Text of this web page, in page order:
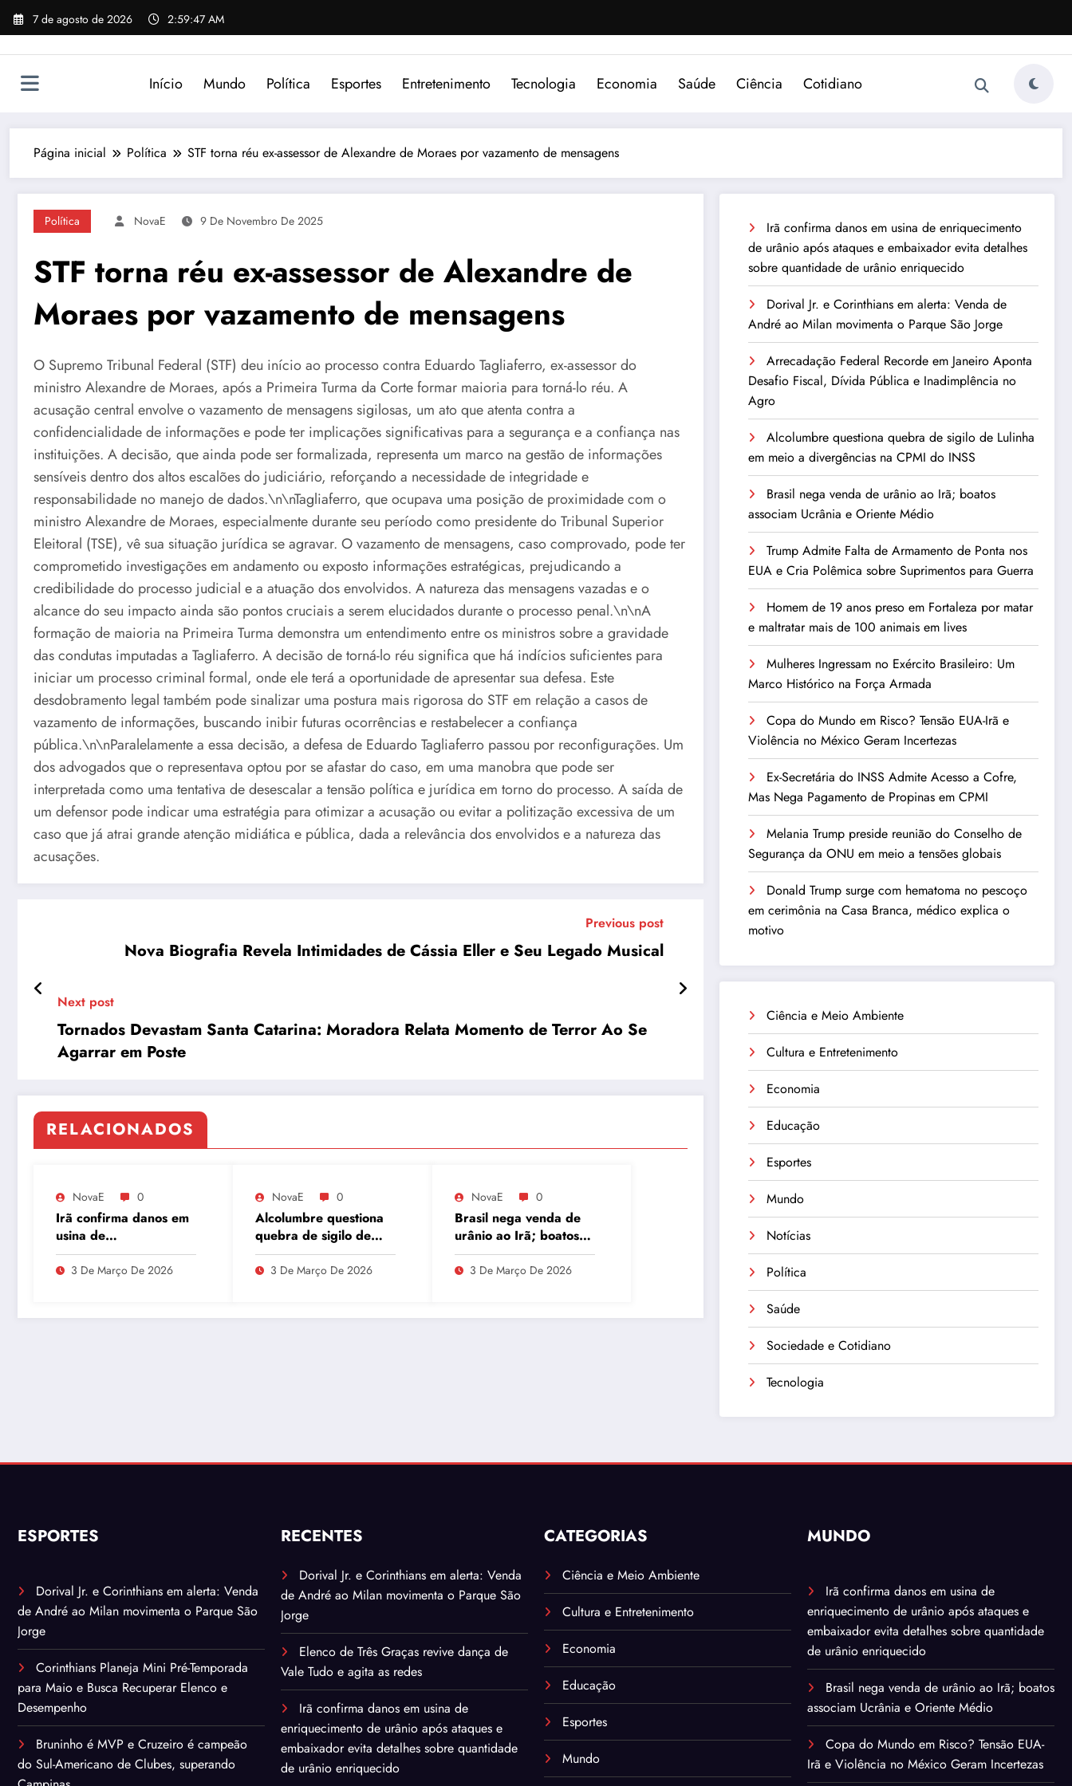
Pular
para
7 de agosto de 2026 2:59:47 AM
Início Mundo Política Esportes Entretenimento Tecnologia Economia Saúde Ciência Cotidiano
Página inicial Política STF torna réu ex-assessor de Alexandre de Moraes por vazamento de mensagens
Política NovaE 9 De Novembro De 2025
STF torna réu ex-assessor de Alexandre de
Moraes por vazamento de mensagens
O Supremo Tribunal Federal (STF) deu início ao processo contra Eduardo Tagliaferro, ex-assessor do
ministro Alexandre de Moraes, após a Primeira Turma da Corte formar maioria para torná-lo réu. A
acusação central envolve o vazamento de mensagens sigilosas, um ato que atenta contra a
confidencialidade de informações e pode ter implicações significativas para a segurança e a confiança nas
instituições. A decisão, que ainda pode ser formalizada, representa um marco na gestão de informações
sensíveis dentro dos altos escalões do judiciário, reforçando a necessidade de integridade e
responsabilidade no manejo de dados.\n\nTagliaferro, que ocupava uma posição de proximidade com o
ministro Alexandre de Moraes, especialmente durante seu período como presidente do Tribunal Superior
Eleitoral (TSE), vê sua situação jurídica se agravar. O vazamento de mensagens, caso comprovado, pode ter
comprometido investigações em andamento ou exposto informações estratégicas, prejudicando a
credibilidade do processo judicial e a atuação dos envolvidos. A natureza das mensagens vazadas e o
alcance do seu impacto ainda são pontos cruciais a serem elucidados durante o processo penal.\n\nA
formação de maioria na Primeira Turma demonstra um entendimento entre os ministros sobre a gravidade
das condutas imputadas a Tagliaferro. A decisão de torná-lo réu significa que há indícios suficientes para
iniciar um processo criminal formal, onde ele terá a oportunidade de apresentar sua defesa. Este
desdobramento legal também pode sinalizar uma postura mais rigorosa do STF em relação a casos de
vazamento de informações, buscando inibir futuras ocorrências e restabelecer a confiança
pública.\n\nParalelamente a essa decisão, a defesa de Eduardo Tagliaferro passou por reconfigurações. Um
dos advogados que o representava optou por se afastar do caso, em uma manobra que pode ser
interpretada como uma tentativa de desescalar a tensão política e jurídica em torno do processo. A saída de
um defensor pode indicar uma estratégia para otimizar a acusação ou evitar a politização excessiva de um
caso que já atrai grande atenção midiática e pública, dada a relevância dos envolvidos e a natureza das
acusações.
Previous post
Nova Biografia Revela Intimidades de Cássia Eller e Seu Legado Musical
Next post
Tornados Devastam Santa Catarina: Moradora Relata Momento de Terror Ao Se
Agarrar em Poste
RELACIONADOS
NovaE 0
Irã confirma danos em
usina de
enriquecimento de
urânio após ataques e
quantidade de urânio
3 De Março De 2026
NovaE 0
Alcolumbre questiona
quebra de sigilo de
Lulinha em meio a
divergências na CPMI
3 De Março De 2026
NovaE 0
Brasil nega venda de
urânio ao Irã; boatos
associam Ucrânia e
Oriente Médio
3 De Março De 2026
Irã confirma danos em usina de enriquecimento
de urânio após ataques e embaixador evita detalhes
sobre quantidade de urânio enriquecido
Dorival Jr. e Corinthians em alerta: Venda de
André ao Milan movimenta o Parque São Jorge
Arrecadação Federal Recorde em Janeiro Aponta
Desafio Fiscal, Dívida Pública e Inadimplência no
Agro
Alcolumbre questiona quebra de sigilo de Lulinha
em meio a divergências na CPMI do INSS
Brasil nega venda de urânio ao Irã; boatos
associam Ucrânia e Oriente Médio
Trump Admite Falta de Armamento de Ponta nos
EUA e Cria Polêmica sobre Suprimentos para Guerra
Homem de 19 anos preso em Fortaleza por matar
e maltratar mais de 100 animais em lives
Mulheres Ingressam no Exército Brasileiro: Um
Marco Histórico na Força Armada
Copa do Mundo em Risco? Tensão EUA-Irã e
Violência no México Geram Incertezas
Ex-Secretária do INSS Admite Acesso a Cofre,
Mas Nega Pagamento de Propinas em CPMI
Melania Trump preside reunião do Conselho de
Segurança da ONU em meio a tensões globais
Donald Trump surge com hematoma no pescoço
em cerimônia na Casa Branca, médico explica o
motivo
Ciência e Meio Ambiente
Cultura e Entretenimento
Economia
Educação
Esportes
Mundo
Notícias
Política
Saúde
Sociedade e Cotidiano
Tecnologia
ESPORTES
Dorival Jr. e Corinthians em alerta: Venda
de André ao Milan movimenta o Parque São
Jorge
Corinthians Planeja Mini Pré-Temporada
para Maio e Busca Recuperar Elenco e
Desempenho
Bruninho é MVP e Cruzeiro é campeão
do Sul-Americano de Clubes, superando
RECENTES
Dorival Jr. e Corinthians em alerta: Venda
de André ao Milan movimenta o Parque São
Jorge
Elenco de Três Graças revive dança de
Vale Tudo e agita as redes
Irã confirma danos em usina de
enriquecimento de urânio após ataques e
embaixador evita detalhes sobre quantidade
de urânio enriquecido
CATEGORIAS
Ciência e Meio Ambiente
Cultura e Entretenimento
Economia
Educação
Esportes
Mundo
MUNDO
Irã confirma danos em usina de
enriquecimento de urânio após ataques e
embaixador evita detalhes sobre quantidade
de urânio enriquecido
Brasil nega venda de urânio ao Irã; boatos
associam Ucrânia e Oriente Médio
Copa do Mundo em Risco? Tensão EUA-
Irã e Violência no México Geram Incertezas